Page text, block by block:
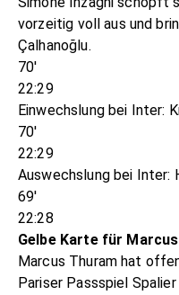
vorzeitig voll aus und
Çalhanoğlu.
70'
22:29
Einwechslung bei Inter:
70'
22:29
Auswechslung bei Inter:
69'
22:28
Gelbe Karte für
Marcus Thuram hat
Pariser Passspiel